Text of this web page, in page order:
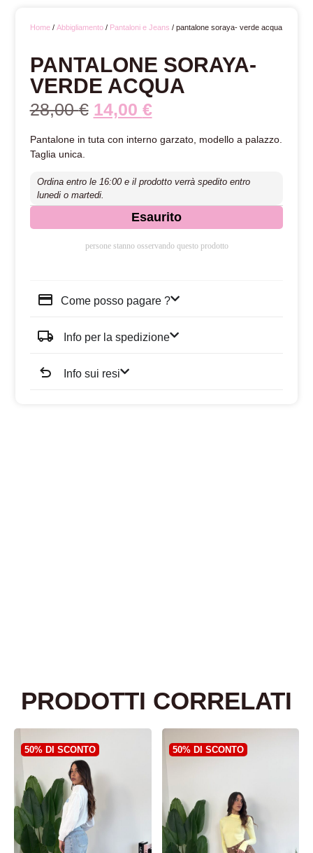
Home/ Abbigliamento/ Pantaloni e Jeans / pantalone soraya- verde acqua
PANTALONE SORAYA-
VERDE ACQUA
28,00€ 14,00 €
Pantalone in tuta con interno garzato, modello a palazzo.
Taglia unica.
Ordina entro le 16:00 e il prodotto verrà spedito entro
lunedi o martedi.
Esaurito
persone stanno osservando questo prodotto
Come posso pagare ?
Info per la spedizione
Info sui resi
PRODOTTI CORRELATI
50% DI SCONTO 50% DI SCONTO